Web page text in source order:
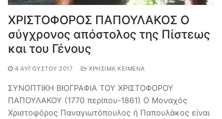
ΧΡΙΣΤΟΦΟΡΟΣ ΠΑΠΟΥΛΑΚΟΣ Ο
σύγχρονος απόστολος της Πίστεως
και του Γένους
4 ΑΥΓΟΎΣΤΟΥ 2017 ΧΡΉΣΙΜΑ ΚΕΊΜΕΝΑ
ΣΥΝΟΠΤΙΚΗ ΒΙΟΓΡΑΦΙΑ ΤΟΥ ΧΡΙΣΤΟΦΟΡΟΥ
ΠΑΠΟΥΛΑΚΟΥ (1770 περίπου-1861) Ο Μοναχός
Χριστοφόρος Παναγιωτόπουλος ή Παπουλάκος είναι